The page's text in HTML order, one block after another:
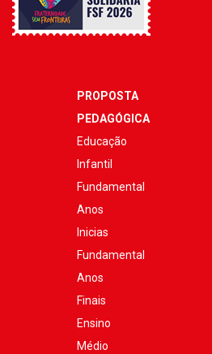
PROPOSTA
PEDAGÓGICA
Educação
Infantil
Fundamental
Anos
Inicias
Fundamental
Anos
Finais
Ensino
Médio